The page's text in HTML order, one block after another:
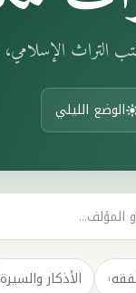
التراث
الوضع الليلي
١ الأذكار والسيرة